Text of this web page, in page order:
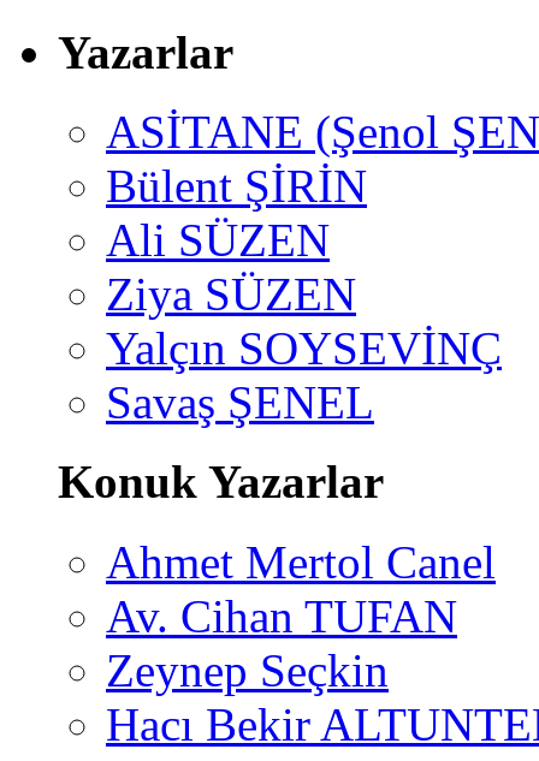
Yazarlar
ASİTANE (Şenol
Bülent ŞİRİN
Ali SÜZEN
Ziya SÜZEN
Yalçın SOYSEVİNÇ
Savaş ŞENEL
Konuk Yazarlar
Ahmet Mertol Canel
Av. Cihan TUFAN
Zeynep Seçkin
Hacı Bekir